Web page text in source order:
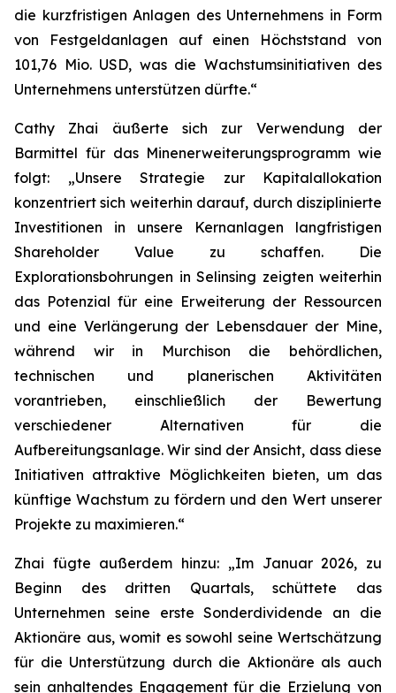
die kurzfristigen Anlagen des Unternehmens in Form
von Festgeldanlagen auf einen Höchststand von
101,76 Mio. USD, was die Wachstumsinitiativen des
Unternehmens unterstützen dürfte.“
Cathy Zhai äußerte sich zur Verwendung der
Barmittel für das Minenerweiterungsprogramm wie
folgt: „Unsere Strategie zur Kapitalallokation
konzentriert sich weiterhin darauf, durch disziplinierte
Investitionen in unsere Kernanlagen langfristigen
Shareholder Value zu schaffen. Die
Explorationsbohrungen in Selinsing zeigten weiterhin
das Potenzial für eine Erweiterung der Ressourcen
und eine Verlängerung der Lebensdauer der Mine,
während wir in Murchison die behördlichen,
technischen und planerischen Aktivitäten
vorantrieben, einschließlich der Bewertung
verschiedener Alternativen für die
Aufbereitungsanlage. Wir sind der Ansicht, dass diese
Initiativen attraktive Möglichkeiten bieten, um das
künftige Wachstum zu fördern und den Wert unserer
Projekte zu maximieren.“
Zhai fügte außerdem hinzu: „Im Januar 2026, zu
Beginn des dritten Quartals, schüttete das
Unternehmen seine erste Sonderdividende an die
Aktionäre aus, womit es sowohl seine Wertschätzung
für die Unterstützung durch die Aktionäre als auch
sein anhaltendes Engagement für die Erzielung von